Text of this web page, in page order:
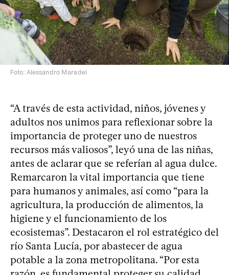
Foto: Alessandro Maradei
“A través de esta actividad, niños, jóvenes y
adultos nos unimos para reflexionar sobre la
importancia de proteger uno de nuestros
recursos más valiosos”, leyó una de las niñas,
antes de aclarar que se referían al agua dulce.
Remarcaron la vital importancia que tiene
para humanos y animales, así como “para la
agricultura, la producción de alimentos, la
higiene y el funcionamiento de los
ecosistemas”. Destacaron el rol estratégico del
río Santa Lucía, por abastecer de agua
potable a la zona metropolitana. “Por esta